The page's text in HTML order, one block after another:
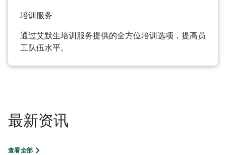
培训服务
通过艾默生培训服务提供的全方位培训选项，提高员
工队伍水平。
最新资讯
查看全部